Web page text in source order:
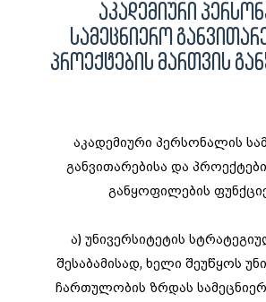
აკადემიური
სამეცნიერო
პროექტების მართვის
აკადემიური პერსონალის
განვითარებისა და
განყოფილების
ა) უნივერსიტეტის
შესაბამისად, ხელი შეუწყოს
ჩართულობის ზრდას